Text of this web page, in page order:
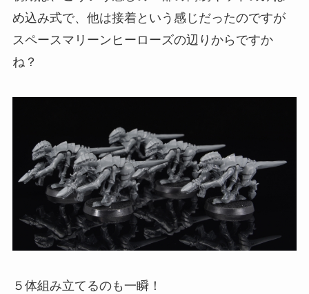
め込み式で、他は接着という感じだったのですが
スペースマリーンヒーローズの辺りからですか
ね？
５体組み立てるのも一瞬！